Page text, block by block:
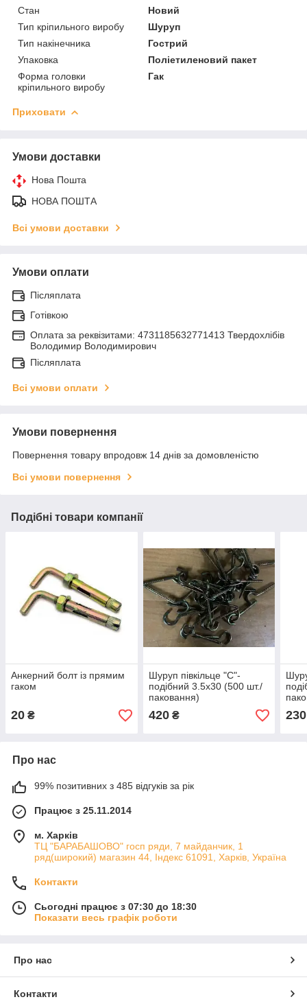
Стан
Новий
Тип кріпильного виробу
Шуруп
Тип накінечника
Гострий
Упаковка
Поліетиленовий пакет
Форма головки
кріпильного виробу
Гак
Приховати
Умови доставки
Нова Пошта
НОВА ПОШТА
Всі умови доставки
Умови оплати
Післяплата
Готівкою
Оплата за реквізитами: 4731185632771413 Твердохлібів
Володимир Володимирович
Післяплата
Всі умови оплати
Умови повернення
Повернення товару впродовж 14 днів за домовленістю
Всі умови повернення
Подібні товари компанії
Анкерний болт із прямим
гаком
20 ₴
Шуруп півкільце "C"-
подібний 3.5x30 (500 шт./
паковання)
420₴ 230
Про нас
99% позитивних з 485 відгуків за рік
Працює з 25.11.2014
м. Харків
ТЦ "БАРАБАШОВО" госп ряди, 7 майданчик, 1
ряд(широкий) магазин 44, Індекс 61091, Харків, Україна
Контакти
Сьогодні працює з 07:30 до 18:30
Показати весь графік роботи
Про нас
Контакти